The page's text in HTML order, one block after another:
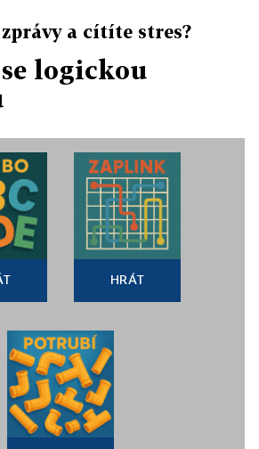
a cítíte stres?
logickou
HRÁT